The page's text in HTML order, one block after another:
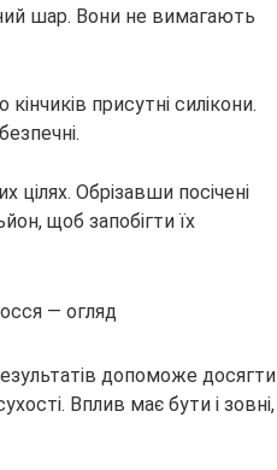
шар. Вони не вимагають
присутні силікони.
Обрізавши посічені
щоб запобігти їх
— огляд
допоможе досягти
Вплив має бути і зовні,